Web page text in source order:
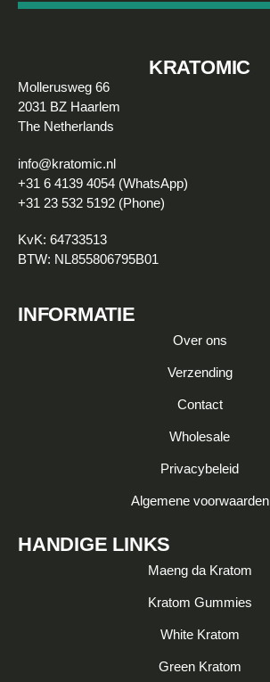
KRATOMIC
Mollerusweg 66
2031 BZ Haarlem
The Netherlands
info@kratomic.nl
+31 6 4139 4054 (WhatsApp)
+31 23 532 5192 (Phone)
KvK: 64733513
BTW: NL855806795B01
INFORMATIE
Over ons
Verzending
Contact
Wholesale
Privacybeleid
Algemene voorwaarden
HANDIGE LINKS
Maeng da Kratom
Kratom Gummies
White Kratom
Green Kratom